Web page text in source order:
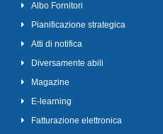
Albo Fornitori
Pianificazione strategica
Atti di notifica
Diversamente abili
Magazine
E-learning
Fatturazione elettronica